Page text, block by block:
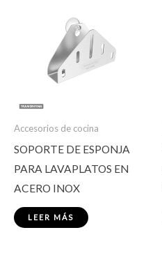
Accesorios de cocina
SOPORTE DE ESPONJA
PARA LAVAPLATOS EN
ACERO INOX
LEER MÁS